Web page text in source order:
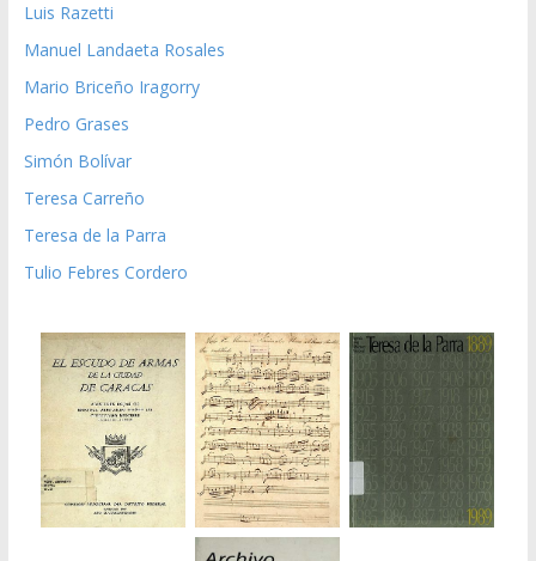
Luis Razetti
Manuel Landaeta Rosales
Mario Briceño Iragorry
Pedro Grases
Simón Bolívar
Teresa Carreño
Teresa de la Parra
Tulio Febres Cordero